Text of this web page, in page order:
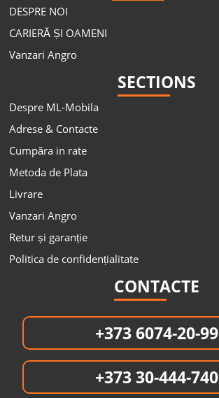
DESPRE NOI
CARIERĂ ȘI OAMENI
Vanzari Angro
SECTIONS
Despre ML-Mobila
Adrese & Contacte
Cumpăra in rate
Metoda de Plata
Livrare
Vanzari Angro
Retur și garanție
Politica de confidențialitate
CONTACTE
+373 6074-20-99
+373 30-444-740